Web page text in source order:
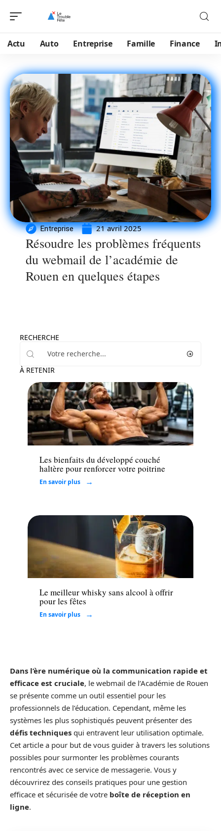
Actu Auto Entreprise Famille Finance
Entreprise 21 avril 2025
Résoudre les problèmes fréquents
du webmail de l’académie de
Rouen en quelques étapes
RECHERCHE
À RETENIR
Loisirs
Les bienfaits du développé couché
haltère pour renforcer votre poitrine
En savoir plus
Loisirs
Le meilleur whisky sans alcool à offrir
pour les fêtes
En savoir plus
Dans l’ère numérique où la communication rapide et
efficace est cruciale, le webmail de l’Académie de Rouen
se présente comme un outil essentiel pour les
professionnels de l’éducation. Cependant, même les
systèmes les plus sophistiqués peuvent présenter des
défis techniques qui entravent leur utilisation optimale.
Cet article a pour but de vous guider à travers les solutions
possibles pour surmonter les problèmes courants
rencontrés avec ce service de messagerie. Vous y
découvrirez des conseils pratiques pour une gestion
efficace et sécurisée de votre boîte de réception en
ligne.